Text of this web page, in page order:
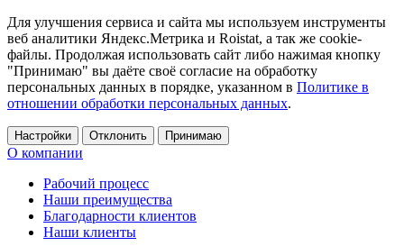
Для улучшения сервиса и сайта мы используем инструменты
веб аналитики Яндекс.Метрика и Roistat, а так же cookie-
файлы. Продолжая использовать сайт либо нажимая кнопку
"Принимаю" вы даёте своё согласие на обработку
персональных данных в порядке, указанном в Политике в
отношении обработки персональных данных.
Настройки Отклонить Принимаю
О компании
Рабочий процесс
Наши преимущества
Благодарности клиентов
Наши клиенты